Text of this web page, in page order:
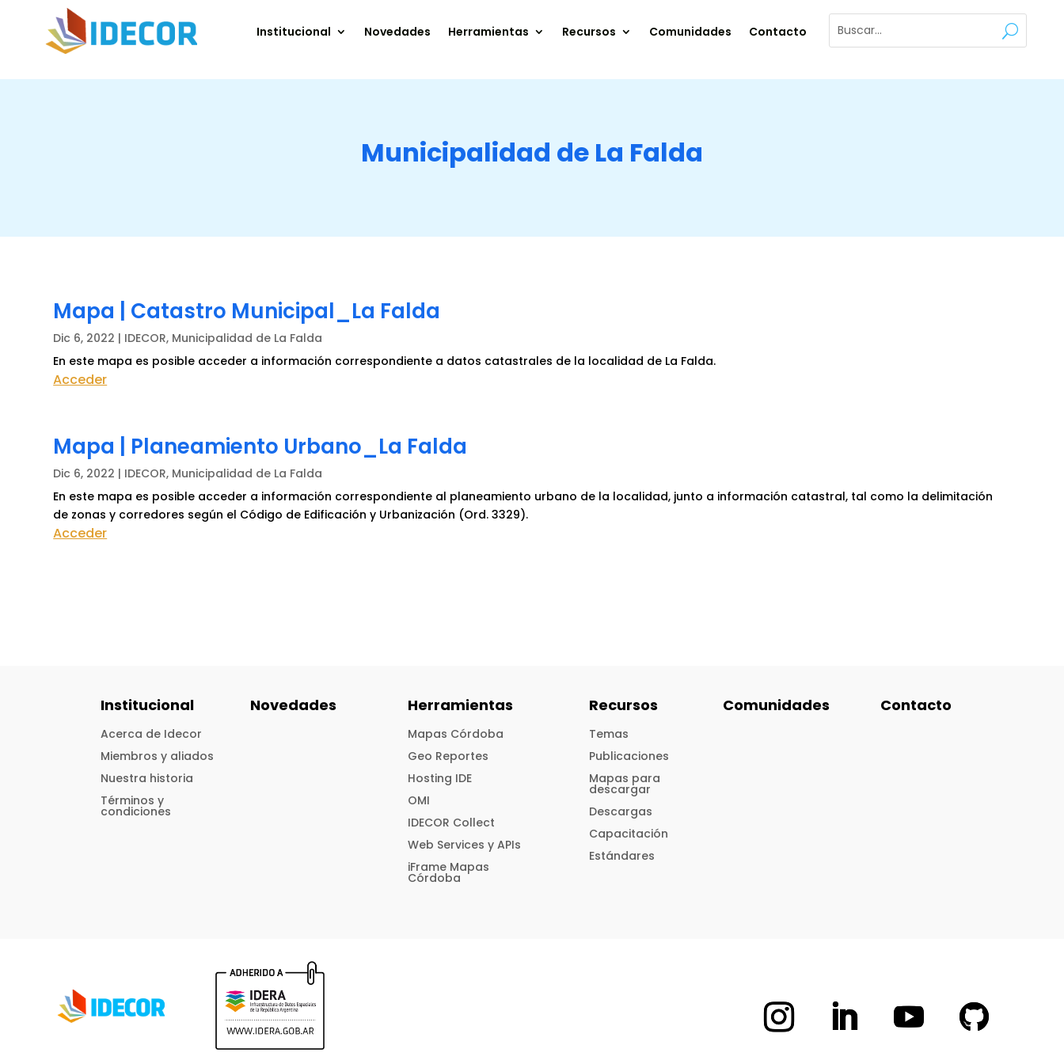
Institucional Novedades Herramientas Recursos Comunidades Contacto
Municipalidad de La Falda
Mapa | Catastro Municipal_La Falda
Dic 6, 2022 | IDECOR, Municipalidad de La Falda
En este mapa es posible acceder a información correspondiente a datos catastrales de la localidad de La Falda.
Acceder
Mapa | Planeamiento Urbano_La Falda
Dic 6, 2022 | IDECOR, Municipalidad de La Falda
En este mapa es posible acceder a información correspondiente al planeamiento urbano de la localidad, junto a información catastral, tal como la delimitación
de zonas y corredores según el Código de Edificación y Urbanización (Ord. 3329).
Acceder
Institucional
Acerca de Idecor
Miembros y aliados
Nuestra historia
Términos y
condiciones
Novedades Herramientas
Mapas Córdoba
Geo Reportes
Hosting IDE
OMI
IDECOR Collect
Web Services y APIs
iFrame Mapas
Córdoba
Recursos
Temas
Publicaciones
Mapas para
descargar
Descargas
Capacitación
Estándares
Comunidades Contacto